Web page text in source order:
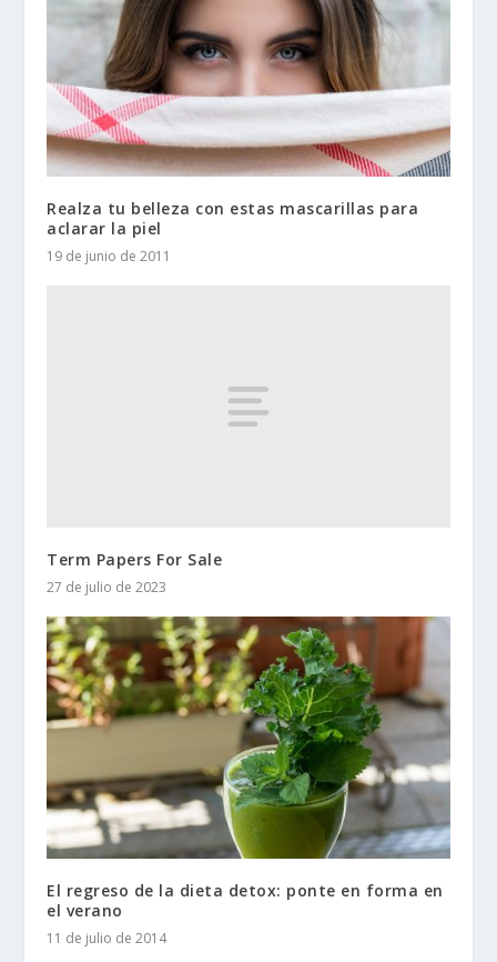
Realza tu belleza con estas mascarillas para
aclarar la piel
19 de junio de 2011
Term Papers For Sale
27 de julio de 2023
El regreso de la dieta detox: ponte en forma en
el verano
11 de julio de 2014